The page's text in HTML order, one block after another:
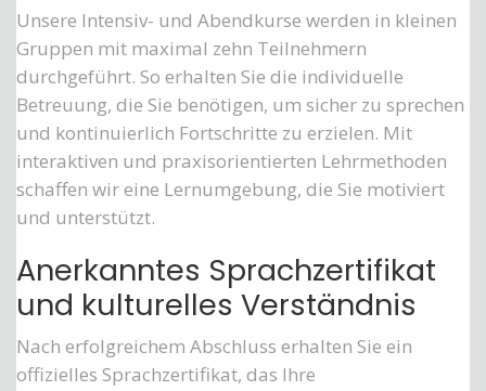
Unsere Intensiv- und Abendkurse werden in kleinen
Gruppen mit maximal zehn Teilnehmern
durchgeführt. So erhalten Sie die individuelle
Betreuung, die Sie benötigen, um sicher zu sprechen
und kontinuierlich Fortschritte zu erzielen. Mit
interaktiven und praxisorientierten Lehrmethoden
schaffen wir eine Lernumgebung, die Sie motiviert
und unterstützt.
Anerkanntes Sprachzertifikat
und kulturelles Verständnis
Nach erfolgreichem Abschluss erhalten Sie ein
offizielles Sprachzertifikat, das Ihre